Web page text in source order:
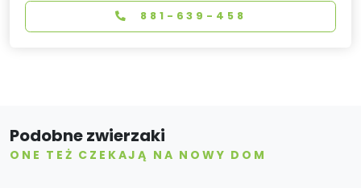
881-639-458
Podobne zwierzaki
ONE TEŻ CZEKAJĄ NA NOWY DOM